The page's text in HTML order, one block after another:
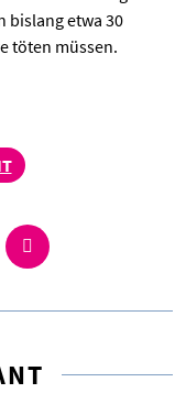
bislang etwa 30
töten müssen.